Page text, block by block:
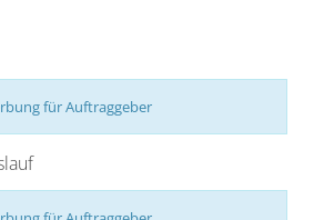
für Auftraggeber